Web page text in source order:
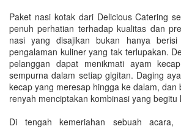
Paket nasi kotak dari Delicious Catering
penuh perhatian terhadap kualitas dan
nasi yang disajikan bukan hanya
pengalaman kuliner yang tak terlupakan.
pelanggan dapat menikmati ayam
sempurna dalam setiap gigitan. Daging
kecap yang meresap hingga ke dalam, dan
renyah menciptakan kombinasi yang begitu
Di tengah kemeriahan sebuah acara,